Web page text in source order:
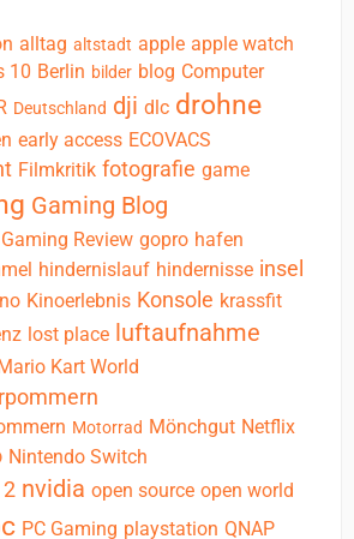
alltag altstadt apple apple watch
10 Berlin bilder blog Computer
Deutschland dji dlc drohne
early access ECOVACS
Filmkritik fotografie game
Gaming Blog
Gaming Review gopro hafen
hindernislauf hindernisse insel
Kinoerlebnis Konsole krassfit
lost place luftaufnahme
Kart World
Motorrad Mönchgut Netflix
Nintendo Switch
nvidia open source open world
PC Gaming playstation QNAP